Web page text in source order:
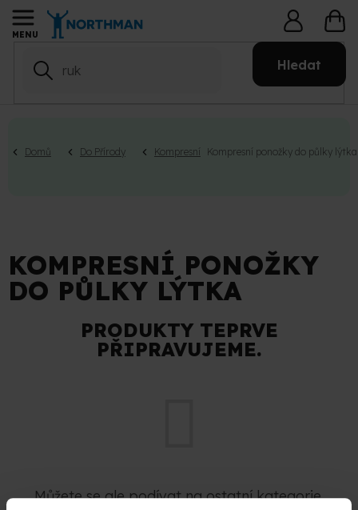
Přejít
na
Hledat
Domů Do Přírody Kompresní Kompresní ponožky do půlky lýtka
KOMPRESNÍ PONOŽKY
DO PŮLKY LÝTKA
PRODUKTY TEPRVE
PŘIPRAVUJEME.
Můžete se ale podívat na ostatní kategorie.